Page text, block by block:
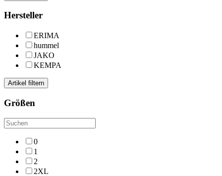
Hersteller
ERIMA
hummel
JAKO
KEMPA
Artikel filtern
Größen
0
1
2
2XL